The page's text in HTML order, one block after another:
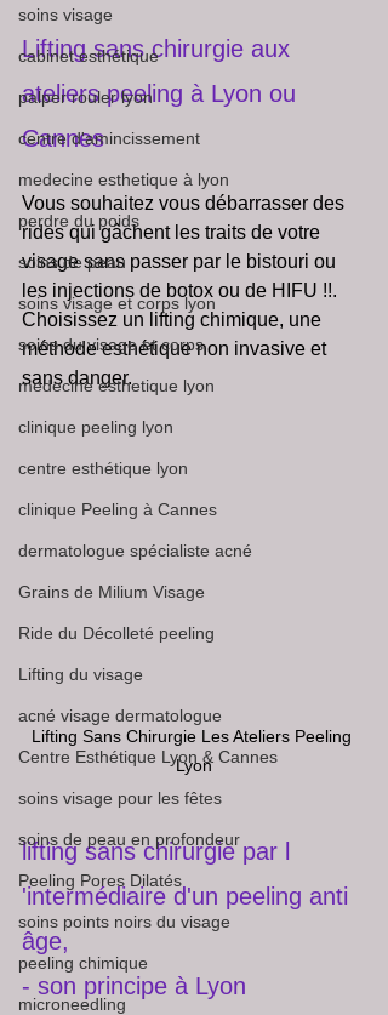
soins visage
cabinet esthétique
palper rouler lyon
centre d'amincissement
medecine esthetique à lyon
perdre du poids
soins de peau
soins visage et corps lyon
soins du visage et corps
medecine esthetique lyon
clinique peeling lyon
centre esthétique lyon
clinique Peeling à Cannes
dermatologue spécialiste acné
Grains de Milium Visage
Ride du Décolleté peeling
Lifting du visage
acné visage dermatologue
Centre Esthétique Lyon & Cannes
soins visage pour les fêtes
soins de peau en profondeur
Peeling Pores Dilatés
soins points noirs du visage
peeling chimique
microneedling
Lifting sans chirurgie aux
ateliers peeling à Lyon ou
Cannes
Vous souhaitez vous débarrasser des
rides qui gâchent les traits de votre
visage sans passer par le bistouri ou
les injections de botox ou de HIFU !!.
Choisissez un lifting chimique, une
méthode esthétique non invasive et
sans danger.
Lifting Sans Chirurgie Les Ateliers Peeling
Lyon
lifting sans chirurgie par l
'intermédiaire d'un peeling anti
âge,
- son principe à Lyon